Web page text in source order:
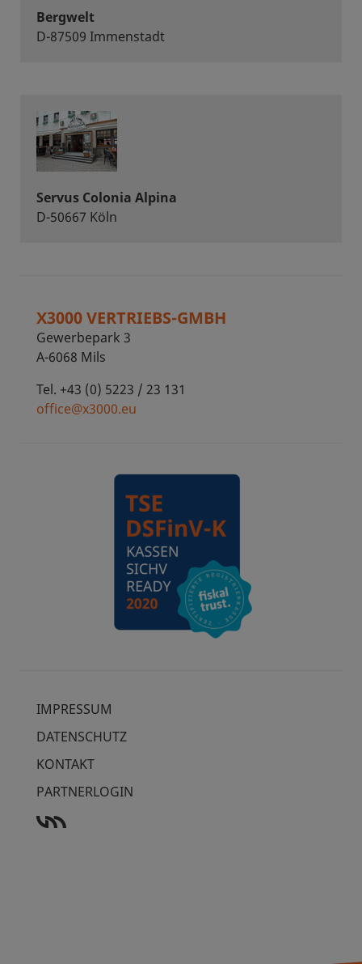
Bergwelt
D-87509 Immenstadt
Servus Colonia Alpina
D-50667 Köln
X3000 VERTRIEBS-GMBH
Gewerbepark 3
A-6068 Mils
Tel. +43 (0) 5223 / 23 131
office@x3000.eu
IMPRESSUM
DATENSCHUTZ
KONTAKT
PARTNERLOGIN